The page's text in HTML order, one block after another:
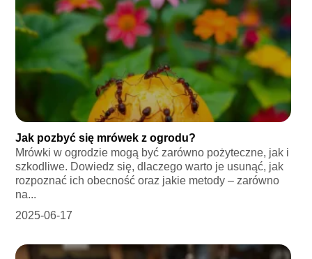
Jak pozbyć się mrówek z ogrodu?
Mrówki w ogrodzie mogą być zarówno pożyteczne, jak i
szkodliwe. Dowiedz się, dlaczego warto je usunąć, jak
rozpoznać ich obecność oraz jakie metody – zarówno
na...
2025-06-17